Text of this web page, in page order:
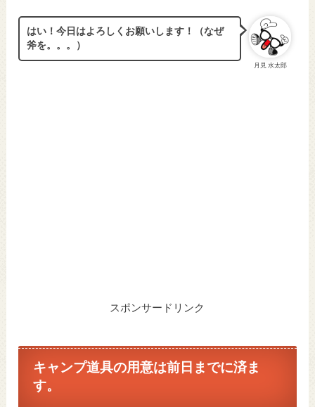
月見 水太郎
はい！今日はよろしくお願いします！（なぜ
斧を。。。）
スポンサードリンク
キャンプ道具の用意は前日までに済ま
す。